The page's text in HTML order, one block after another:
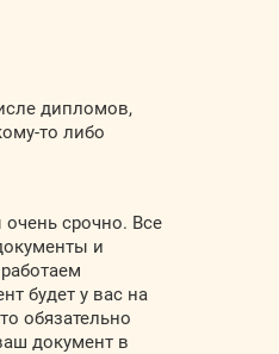
дипломов,
то либо
срочно. Все
и
будет у вас на
обязательно
документ в